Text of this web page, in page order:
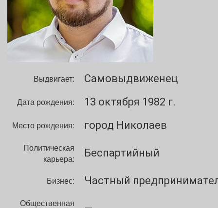
Выдвигает: Самовыдвиженец
Дата рождения: 13 октября 1982 г.
Место рождения: город Николаев
Политическая
карьера:
Беспартийный
Бизнес: Частный
Общественная